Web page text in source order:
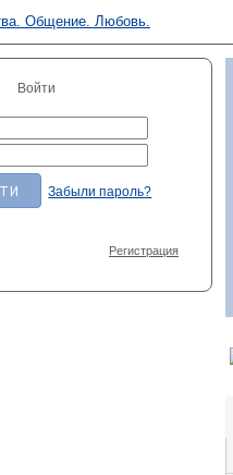
Войти
Забыли пароль?
Регистрация